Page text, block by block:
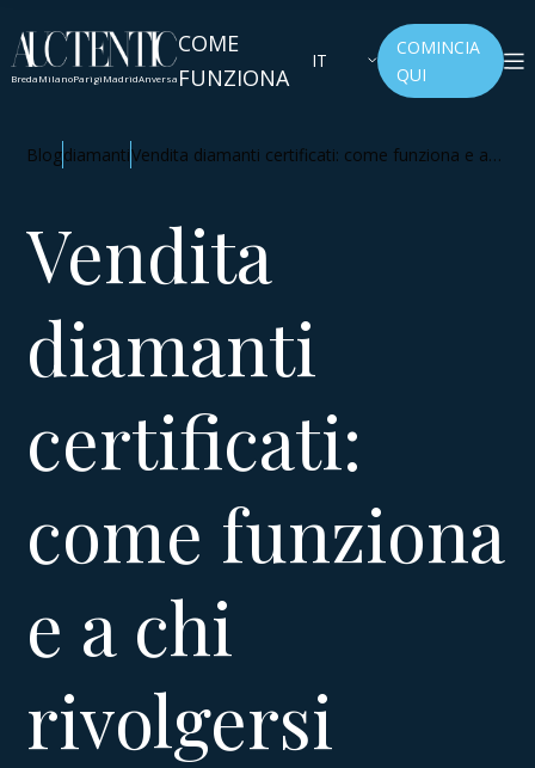
BredaMilanoParigiMadridAnversa
COME
FUNZIONA
IT
COMINCIA
QUI
BlogdiamantiVendita diamanti certificati: come funziona e a
Vendita
diamanti
certificati:
come funziona
e a chi
rivolgersi